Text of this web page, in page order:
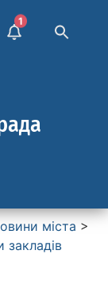
1
міста >
закладів